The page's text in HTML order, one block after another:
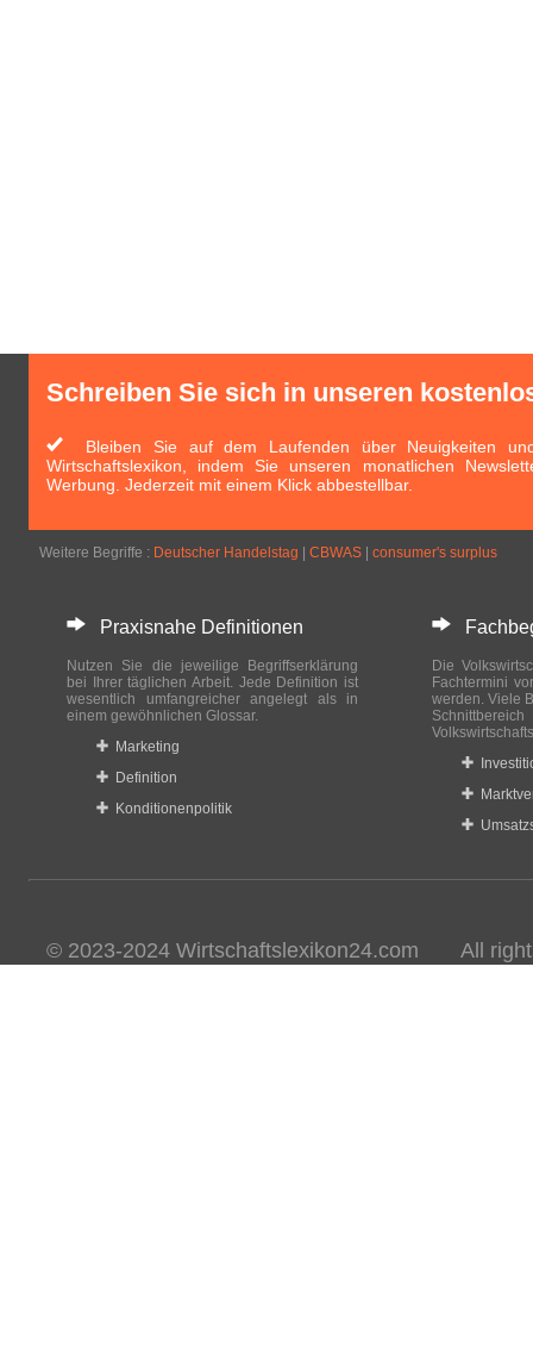
Schreiben Sie sich in unseren
Bleiben Sie auf dem Laufenden über Neuigkeiten
Wirtschaftslexikon, indem Sie unseren monatlichen
Werbung. Jederzeit mit einem Klick abbestellbar.
Weitere Begriffe : Deutscher Handelstag CBWAS consumer's surplus
Praxisnahe Definitionen
Nutzen Sie die jeweilige Begriffserklärung
bei Ihrer täglichen Arbeit. Jede Definition ist
wesentlich umfangreicher angelegt als in
einem gewöhnlichen Glossar.
Marketing
Definition
Konditionenpolitik
Die
Fachtermini
werden. Viele
© 2023-2024 Wirtschaftslexikon24.com All